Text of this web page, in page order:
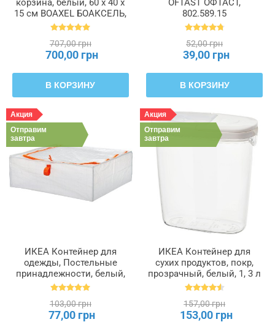
15 см BOAXEL БОАКСЕЛЬ,
204.487.49
707,00 грн
700,00 грн
В КОРЗИНУ
802.589.15
52,00 грн
39,00 грн
В КОРЗИНУ
Акция
Отправим
завтра
ИКЕА Контейнер для
одежды, Постельные
принадлежности, белый,
55 x 49 x 19 см PÄRKLA
103,00 грн
77,00 грн
Акция
Отправим
завтра
ИКЕА Контейнер для
сухих продуктов, покр,
прозрачный, белый, 1, 3 л
IKEA 365+, 800.667.23
157,00 грн
153,00 грн